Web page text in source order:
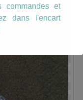
commandes et
dans l'encart